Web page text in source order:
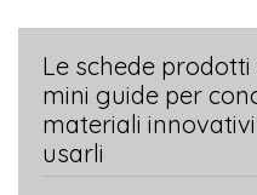
Le schede
mini guide per
materiali
usarli